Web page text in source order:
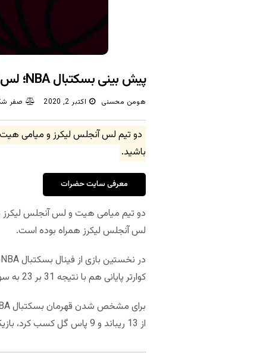
پیش بینی بسکتبال NBA؛ لس آنجلس لیکرز – میامی هیت (بازی دوم)
هومن محسنی اکتبر 2, 2020 صفر
دو تیم لس آنجلس لیکرز و میامی هیت
باشید.
معرفی سایت حضرات
لس آنجلس لیکرز همراه بوده است.
کوارتر پایانی هم با نتیجه 31 بر 23 به سود میامی هیت سپری شد.
از 13 ریباند و 9 پاس گل کسب کرد، بازیکن کلیدی لس آنجلس لیکرز بود.